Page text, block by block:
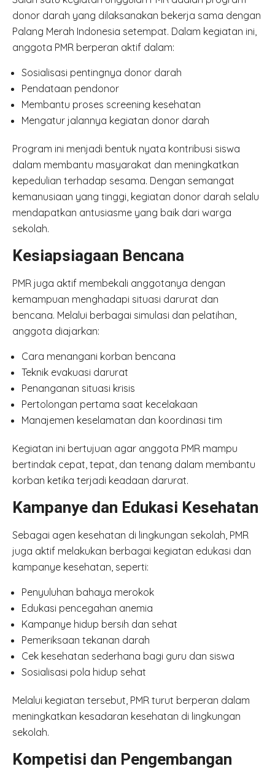
donor darah yang dilaksanakan bekerja sama dengan
Palang Merah Indonesia setempat. Dalam kegiatan ini,
anggota PMR berperan aktif dalam:
Sosialisasi pentingnya donor darah
Pendataan pendonor
Membantu proses screening kesehatan
Mengatur jalannya kegiatan donor darah
Program ini menjadi bentuk nyata kontribusi siswa
dalam membantu masyarakat dan meningkatkan
kepedulian terhadap sesama. Dengan semangat
kemanusiaan yang tinggi, kegiatan donor darah selalu
mendapatkan antusiasme yang baik dari warga
sekolah.
Kesiapsiagaan Bencana
PMR juga aktif membekali anggotanya dengan
kemampuan menghadapi situasi darurat dan
bencana. Melalui berbagai simulasi dan pelatihan,
anggota diajarkan:
Cara menangani korban bencana
Teknik evakuasi darurat
Penanganan situasi krisis
Pertolongan pertama saat kecelakaan
Manajemen keselamatan dan koordinasi tim
Kegiatan ini bertujuan agar anggota PMR mampu
bertindak cepat, tepat, dan tenang dalam membantu
korban ketika terjadi keadaan darurat.
Kampanye dan Edukasi Kesehatan
Sebagai agen kesehatan di lingkungan sekolah, PMR
juga aktif melakukan berbagai kegiatan edukasi dan
kampanye kesehatan, seperti:
Penyuluhan bahaya merokok
Edukasi pencegahan anemia
Kampanye hidup bersih dan sehat
Pemeriksaan tekanan darah
Cek kesehatan sederhana bagi guru dan siswa
Sosialisasi pola hidup sehat
Melalui kegiatan tersebut, PMR turut berperan dalam
meningkatkan kesadaran kesehatan di lingkungan
sekolah.
Kompetisi dan Pengembangan